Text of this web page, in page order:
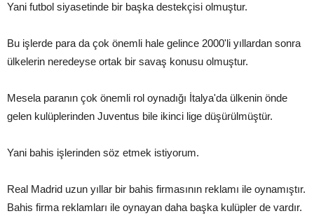
Yani futbol siyasetinde bir başka destekçisi olmuştur.
Bu işlerde para da çok önemli hale gelince 2000'li yıllardan sonra
ülkelerin neredeyse ortak bir savaş konusu olmuştur.
Mesela paranın çok önemli rol oynadığı İtalya'da ülkenin önde
gelen kulüplerinden Juventus bile ikinci lige düşürülmüştür.
Yani bahis işlerinden söz etmek istiyorum.
Real Madrid uzun yıllar bir bahis firmasının reklamı ile oynamıştır.
Bahis firma reklamları ile oynayan daha başka kulüpler de vardır.